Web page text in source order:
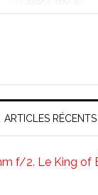
ARTICLES RÉCENTS
f/2. Le King of